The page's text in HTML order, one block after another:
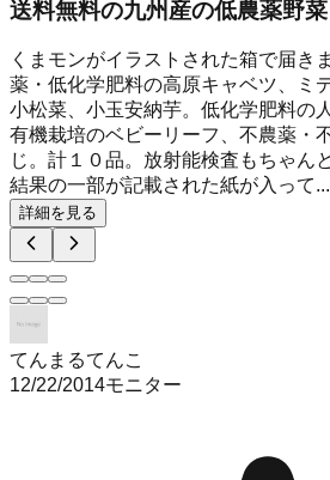
送料無料の九州産の低農薬野菜
くまモンがイラストされた箱で届き
薬・低化学肥料の高原キャベツ、ミ
小松菜、小玉安納芋。低化学肥料の
有機栽培のベビーリーフ、不農薬・
じ。計１０品。放射能検査もちゃん
結果の一部が記載された紙が入って...
詳細を見る
てんまるてんこ
12/22/2014モニター